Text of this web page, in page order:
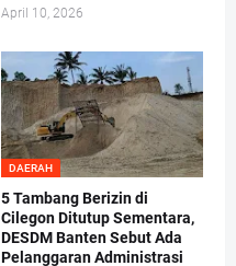
April 10, 2026
DAERAH
5 Tambang Berizin di
Cilegon Ditutup Sementara,
DESDM Banten Sebut Ada
Pelanggaran Administrasi